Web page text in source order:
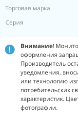
Торговая марка
Серия
Внимание!
оформления
Производитель
уведомления,
или технологию
потребительских
характеристик.
фотографии.